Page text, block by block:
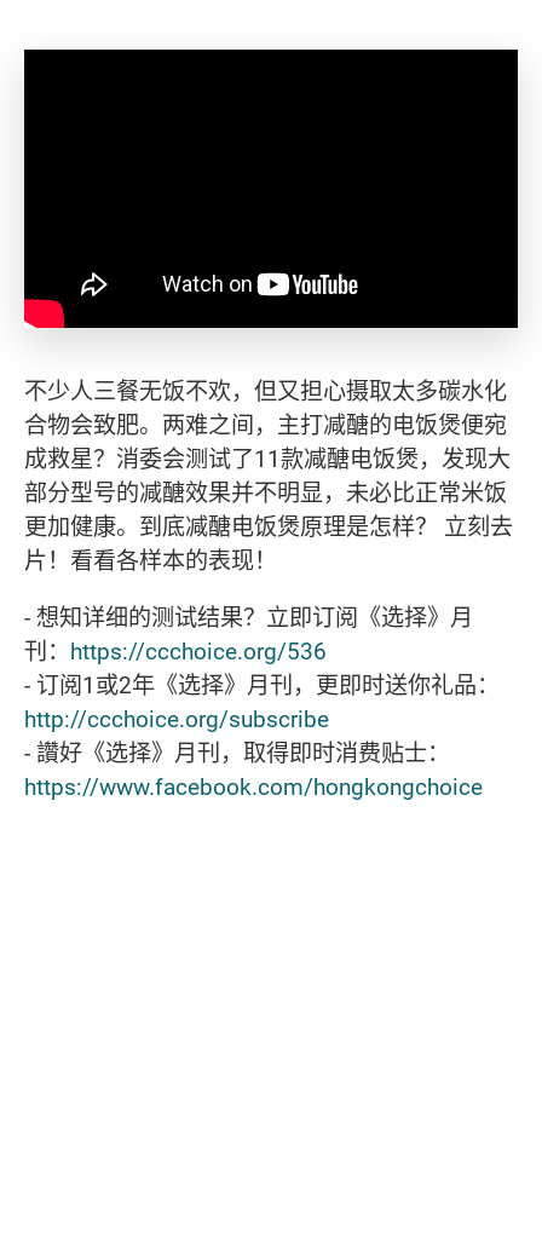
不少人三餐无饭不欢，但又担心摄取太多碳水化
合物会致肥。两难之间，主打减醣的电饭煲便宛
成救星？消委会测试了11款减醣电饭煲，发现大
部分型号的减醣效果并不明显，未必比正常米饭
更加健康。到底减醣电饭煲原理是怎样？ 立刻去
片！看看各样本的表现！
- 想知详细的测试结果？立即订阅《选择》月
刊： https://ccchoice.org/536
- 订阅1或2年《选择》月刊，更即时送你礼品：
http://ccchoice.org/subscribe
- 讚好《选择》月刊，取得即时消费贴士：
https://www.facebook.com/hongkongchoice